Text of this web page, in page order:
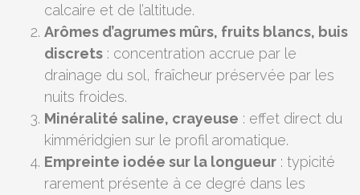
calcaire et de l’altitude.
Arômes d’agrumes mûrs, fruits blancs, buis
discrets : concentration accrue par le
drainage du sol, fraîcheur préservée par les
nuits froides.
Minéralité saline, crayeuse : effet direct du
kimméridgien sur le profil aromatique.
Empreinte iodée sur la longueur : typicité
rarement présente à ce degré dans les